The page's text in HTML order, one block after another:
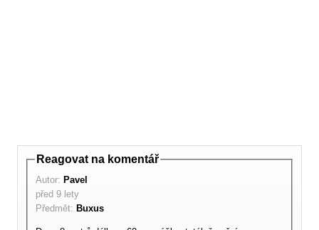
Reagovat na komentář
Autor: Pavel
před 9 lety
Předmět: Buxus